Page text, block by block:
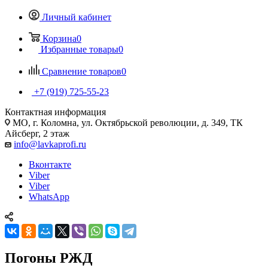
Личный кабинет
Корзина0
Избранные товары0
Сравнение товаров0
+7 (919) 725-55-23
Контактная информация
МО, г. Коломна, ул. Октябрьской революции, д. 349, ТК
Айсберг, 2 этаж
info@lavkaprofi.ru
Вконтакте
Viber
Viber
WhatsApp
Погоны РЖД